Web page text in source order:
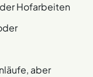
Hofarbeiten
aber